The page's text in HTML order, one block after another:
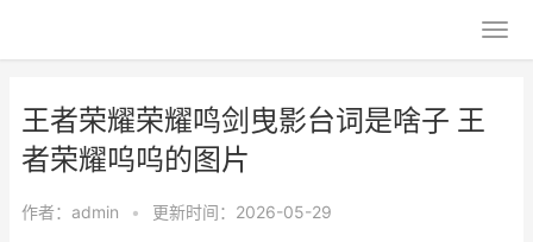
王者荣耀荣耀鸣剑曳影台词是啥子 王
者荣耀呜呜的图片
作者： admin • 更新时间：2026-05-29